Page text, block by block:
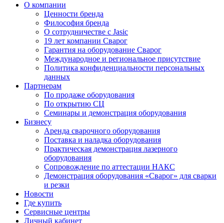
О компании
Ценности бренда
Философия бренда
О сотрудничестве с Jasic
19 лет компании Сварог
Гарантия на оборудование Сварог
Международное и региональное присутствие
Политика конфиденциальности персональных
данных
Партнерам
По продаже оборудования
По открытию СЦ
Семинары и демонстрация оборудования
Бизнесу
Аренда сварочного оборудования
Поставка и наладка оборудования
Практическая демонстрация лазерного
оборудования
Сопровождение по аттестации НАКС
Демонстрация оборудования «Сварог» для сварки
и резки
Новости
Где купить
Сервисные центры
Личный кабинет